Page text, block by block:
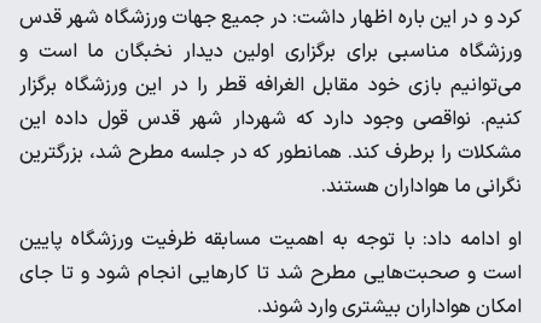
کرد و در این باره اظهار داشت: در جمیع جهات ورزشگاه شهر قدس
ورزشگاه مناسبی برای برگزاری اولین دیدار نخبگان ما است و
می‌توانیم بازی خود مقابل الغرافه قطر را در این ورزشگاه برگزار
کنیم. نواقصی وجود دارد که شهردار شهر قدس قول داده این
مشکلات را برطرف کند. همانطور که در جلسه مطرح شد، بزرگترین
نگرانی ما هواداران هستند.
او ادامه داد: با توجه به اهمیت مسابقه ظرفیت ورزشگاه پایین
است و صحبت‌هایی مطرح شد تا کارهایی انجام شود و تا جای
امکان هواداران بیشتری وارد شوند.